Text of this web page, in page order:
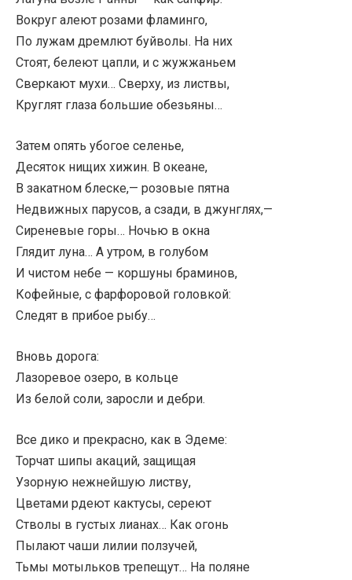
Вокруг алеют розами фламинго,
По лужам дремлют буйволы. На них
Стоят, белеют цапли, и с жужжаньем
Сверкают мухи… Сверху, из листвы,
Круглят глаза большие обезьяны…
Затем опять убогое селенье,
Десяток нищих хижин. В океане,
В закатном блеске,— розовые пятна
Недвижных парусов, а сзади, в джунглях,—
Сиреневые горы… Ночью в окна
Глядит луна… А утром, в голубом
И чистом небе — коршуны браминов,
Кофейные, с фарфоровой головкой:
Следят в прибое рыбу…
Вновь дорога:
Лазоревое озеро, в кольце
Из белой соли, заросли и дебри.
Все дико и прекрасно, как в Эдеме:
Торчат шипы акаций, защищая
Узорную нежнейшую листву,
Цветами рдеют кактусы, сереют
Стволы в густых лианах… Как огонь
Пылают чаши лилии ползучей,
Тьмы мотыльков трепещут… На поляне